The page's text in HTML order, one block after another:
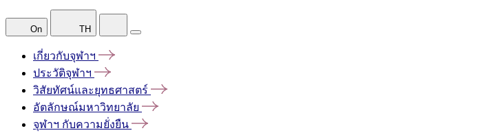
On TH
เกี่ยวกับจุฬาฯ
ประวัติจุฬาฯ
วิสัยทัศน์และยุทธศาสตร์
อัตลักษณ์มหาวิทยาลัย
จุฬาฯ กับความยั่งยืน